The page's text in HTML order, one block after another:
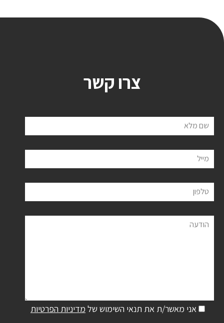
צרו קשר
שם מלא
מייל
טלפון
הודעה
אני מאשר/ת את תנאי השימוש של מדיניות הפרטיות